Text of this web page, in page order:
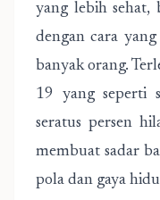
yang lebih sehat,
dengan cara
banyak orang.
19 yang seperti
seratus persen
membuat sadar
pola dan gaya